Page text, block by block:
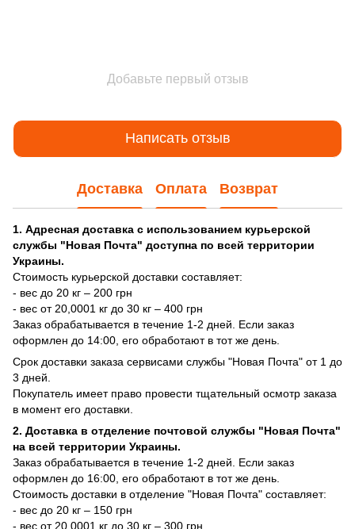
Добавьте первый отзыв
Написать отзыв
Доставка Оплата Возврат
1. Адресная доставка с использованием курьерской
службы "Новая Почта" доступна по всей территории
Украины.
Стоимость курьерской доставки составляет:
- вес до 20 кг – 200 грн
- вес от 20,0001 кг до 30 кг – 400 грн
Заказ обрабатывается в течение 1-2 дней. Если заказ
оформлен до 14:00, его обработают в тот же день.
Срок доставки заказа сервисами службы "Новая Почта" от 1 до
3 дней.
Покупатель имеет право провести тщательный осмотр заказа
в момент его доставки.
2. Доставка в отделение почтовой службы "Новая Почта"
на всей территории Украины.
Заказ обрабатывается в течение 1-2 дней. Если заказ
оформлен до 16:00, его обработают в тот же день.
Стоимость доставки в отделение "Новая Почта" составляет:
- вес до 20 кг – 150 грн
- вес от 20,0001 кг до 30 кг – 300 грн